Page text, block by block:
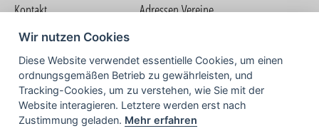
Kontakt
Nutzungsbedingungen
Datenschutzerklärung
Impressum
Adressen Vereine
COMMUNITY
Wir nutzen Cookies
Diese Website verwendet essentielle Cookies, um einen
ordnungsgemäßen Betrieb zu gewährleisten, und
Tracking-Cookies, um zu verstehen, wie Sie mit der
Website interagieren. Letztere werden erst nach
Zustimmung geladen. Mehr erfahren